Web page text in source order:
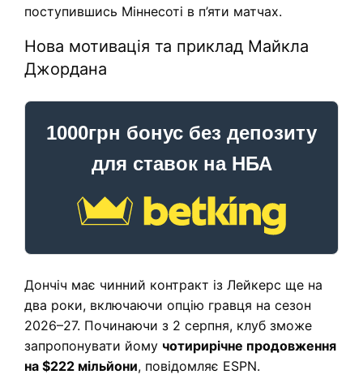
поступившись Міннесоті в п’яти матчах.
Нова мотивація та приклад Майкла
Джордана
1000грн бонус без депозиту
для ставок на НБА
Дончіч має чинний контракт із Лейкерс ще на
два роки, включаючи опцію гравця на сезон
2026–27. Починаючи з 2 серпня, клуб зможе
запропонувати йому чотирирічне продовження
на $222 мільйони, повідомляє ESPN.